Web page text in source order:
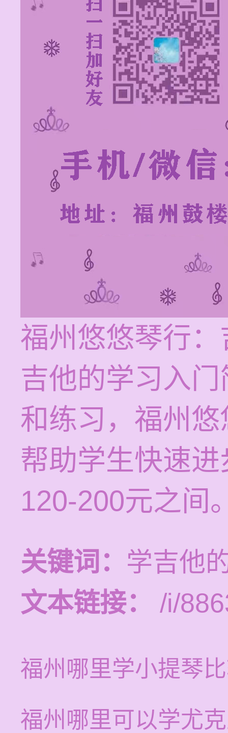
福州悠悠琴行
吉他的学习入
和练习，福州
帮助学生快速
120-200元之间
关键词： 学吉他
文本链接：
/i/
福州哪里学小提琴
福州哪里可以学尤